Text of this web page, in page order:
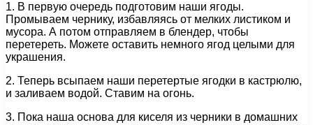
1. В первую очередь подготовим наши ягоды.
Промываем чернику, избавляясь от мелких листиком и
мусора. А потом отправляем в блендер, чтобы
перетереть. Можете оставить немного ягод целыми для
украшения.
2. Теперь всыпаем наши перетертые ягодки в кастрюлю,
и заливаем водой. Ставим на огонь.
3. Пока наша основа для киселя из черники в домашних